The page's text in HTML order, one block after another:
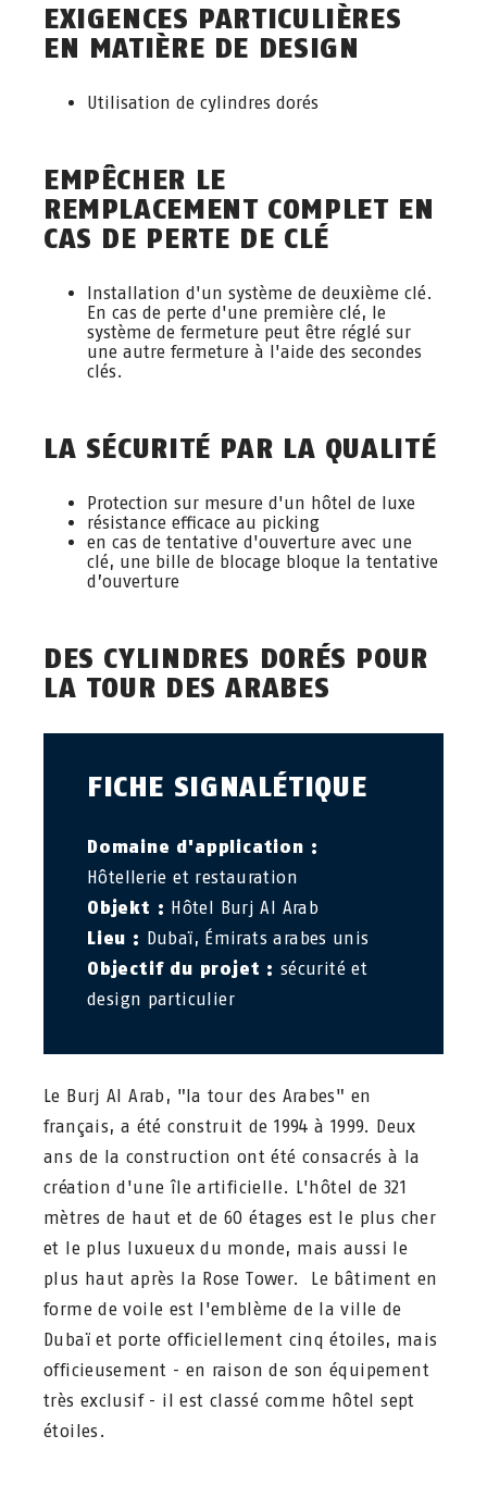
EXIGENCES PARTICULIÈRES
EN MATIÈRE DE DESIGN
Utilisation de cylindres dorés
EMPÊCHER LE
REMPLACEMENT COMPLET EN
CAS DE PERTE DE CLÉ
Installation d'un système de deuxième clé.
En cas de perte d'une première clé, le
système de fermeture peut être réglé sur
une autre fermeture à l'aide des secondes
clés.
LA SÉCURITÉ PAR LA QUALITÉ
Protection sur mesure d'un hôtel de luxe
résistance efficace au picking
en cas de tentative d'ouverture avec une
clé, une bille de blocage bloque la tentative
d’ouverture
DES CYLINDRES DORÉS POUR
LA TOUR DES ARABES
FICHE SIGNALÉTIQUE
Domaine d'application :
Hôtellerie et restauration
Objekt : Hôtel Burj Al Arab
Lieu : Dubaï, Émirats arabes unis
Objectif du projet : sécurité et
design particulier
Le Burj Al Arab, "la tour des Arabes" en
français, a été construit de 1994 à 1999. Deux
ans de la construction ont été consacrés à la
création d'une île artificielle. L'hôtel de 321
mètres de haut et de 60 étages est le plus cher
et le plus luxueux du monde, mais aussi le
plus haut après la Rose Tower. Le bâtiment en
forme de voile est l'emblème de la ville de
Dubaï et porte officiellement cinq étoiles, mais
officieusement - en raison de son équipement
très exclusif - il est classé comme hôtel sept
étoiles.